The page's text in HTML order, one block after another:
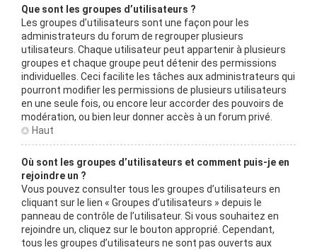
Que sont les groupes d’utilisateurs ?
Les groupes d’utilisateurs sont une façon pour les
administrateurs du forum de regrouper plusieurs
utilisateurs. Chaque utilisateur peut appartenir à plusieurs
groupes et chaque groupe peut détenir des permissions
individuelles. Ceci facilite les tâches aux administrateurs qui
pourront modifier les permissions de plusieurs utilisateurs
en une seule fois, ou encore leur accorder des pouvoirs de
modération, ou bien leur donner accès à un forum privé.
Haut
Où sont les groupes d’utilisateurs et comment puis-je en
rejoindre un ?
Vous pouvez consulter tous les groupes d’utilisateurs en
cliquant sur le lien « Groupes d’utilisateurs » depuis le
panneau de contrôle de l’utilisateur. Si vous souhaitez en
rejoindre un, cliquez sur le bouton approprié. Cependant,
tous les groupes d’utilisateurs ne sont pas ouverts aux